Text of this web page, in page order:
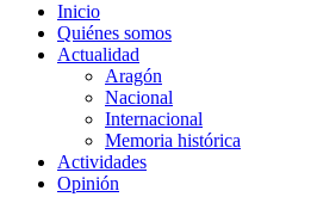
Inicio
Quiénes somos
Actualidad
Aragón
Nacional
Internacional
Memoria histórica
Actividades
Opinión